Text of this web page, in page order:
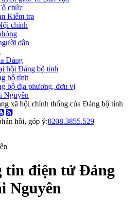
chức
Kiểm tra
chính
dân
Đảng
hội Đảng bộ tỉnh
bộ tỉnh
bộ địa phương, đơn vị
Nguyên
xã hội chính thống của Đảng bộ tỉnh
hồi, góp ý:0208.3855.529
tin điện tử Đảng
Nguyên